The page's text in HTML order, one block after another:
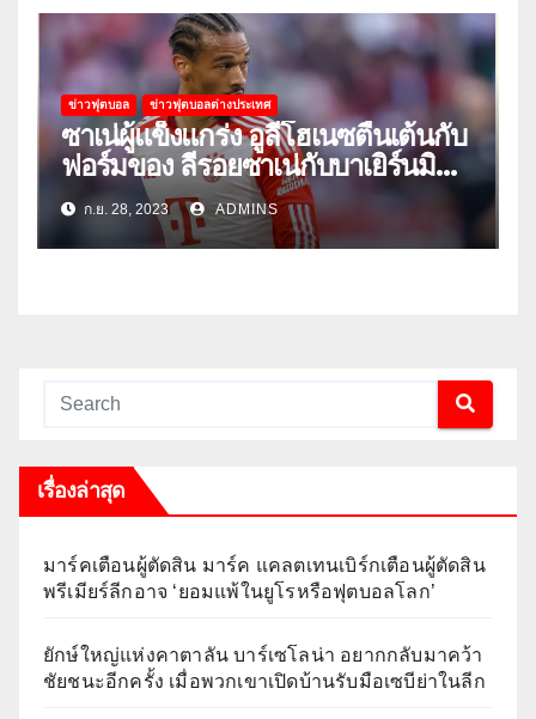
ข่าวฟุตบอล ข่าวฟุตบอลต่างประเทศ
ซาเน่ผู้แข็งแกร่ง อูลี่โฮเนซตื่นเต้นกับ
ฟอร์มของ ลีรอยซาเน่กับบาเยิร์นมิ
วนิคก.ย. 28, 2023 ADMINS
เรื่องล่าสุด
มาร์คเตือนผู้ตัดสิน มาร์ค แคลตเทนเบิร์กเตือนผู้ตัดสิน
พรีเมียร์ลีกอาจ ‘ยอมแพ้ในยูโรหรือฟุตบอลโลก’
ยักษ์ใหญ่แห่งคาตาลัน บาร์เซโลน่า อยากกลับมาคว้า
ชัยชนะอีกครั้ง เมื่อพวกเขาเปิดบ้านรับมือเซบีย่าในลีก